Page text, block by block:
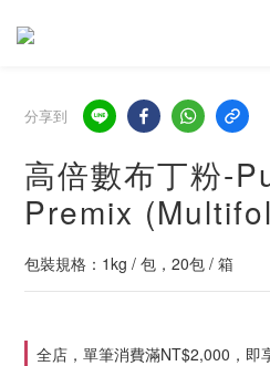
分享到
高倍數布丁粉-
Premix
包裝規格：1kg / 包，20包 / 箱
全店，單筆消費滿NT$2,000，即